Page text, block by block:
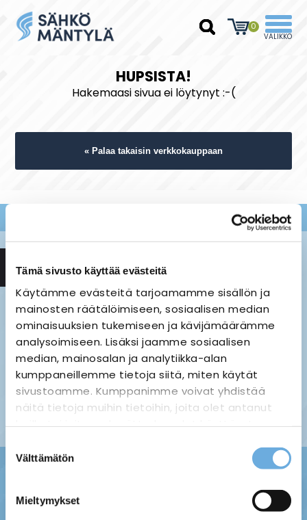
Tämä sivusto käyttää evästeitä
Käytämme evästeitä tarjoamamme sisällön ja
mainosten räätälöimiseen, sosiaalisen median
ominaisuuksien tukemiseen ja kävijämäärämme
analysoimiseen. Lisäksi jaamme sosiaalisen
median, mainosalan ja analytiikka-alan
kumppaneillemme tietoja siitä, miten käytät
sivustoamme. Kumppanimme voivat yhdistää
näitä tietoja muihin tietoihin, joita olet antanut
heille tai joita on kerätty, kun olet käyttänyt
Suostumuksen
valinta
Välttämätön
Mieltymykset
0
HUPSISTA!
Hakemaasi sivua ei löytynyt :-(
« Palaa takaisin verkkokauppaan
Maksuvaihtoehdot ›
Toimitustavat ja -kulut ›
Tilausehdot ›
Palauttaminen ›
Tietosuojaseloste ›
Asiakaspalaute ›